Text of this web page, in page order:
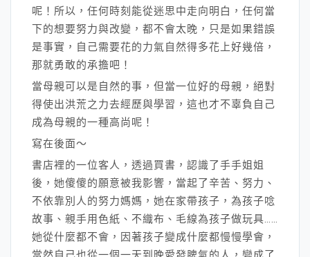
呢！所以，任何時刻能從迷思中走向明白，任何當
下的想要努力與改變，都不會太晚，只是如果錯誤
是事實，自己需要花的力氣自然得多花上好幾倍，
那就勇敢的承擔吧！
當母親可以是自然的事，但當一位好的母親，絕對
得使出洪荒之力去經歷與學習，這也才不辜負自己
成為母親的一種高尚呢！
寫在後面～
書店裡的一位客人，透過買書，認識了手手姐姐
後，她傻傻的願意被我影響，當起了辛苦、努力、
不依靠別人的努力媽媽，她在家帶孩子，為孩子唸
故事、親手用色紙、不織布、毛線為孩子做玩具……
她從什麼都不會，因著孩子變成什麼都慢慢學會，